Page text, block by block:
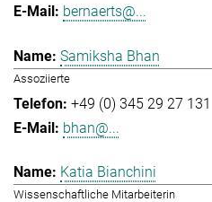
bernaerts@...
Samiksha Bhan
Assoziierte
+49 (0) 345 29 27 131
bhan@...
Katia Bianchini
Wissenschaftliche Mitarbeiterin